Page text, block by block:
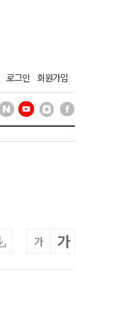
로그인 회원가입
가 가